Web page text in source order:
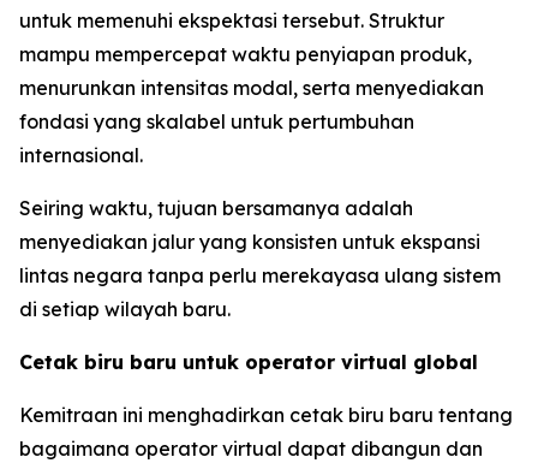
untuk memenuhi ekspektasi tersebut. Struktur
mampu mempercepat waktu penyiapan produk,
menurunkan intensitas modal, serta menyediakan
fondasi yang skalabel untuk pertumbuhan
internasional.
Seiring waktu, tujuan bersamanya adalah
menyediakan jalur yang konsisten untuk ekspansi
lintas negara tanpa perlu merekayasa ulang sistem
di setiap wilayah baru.
Cetak biru baru untuk operator virtual global
Kemitraan ini menghadirkan cetak biru baru tentang
bagaimana operator virtual dapat dibangun dan